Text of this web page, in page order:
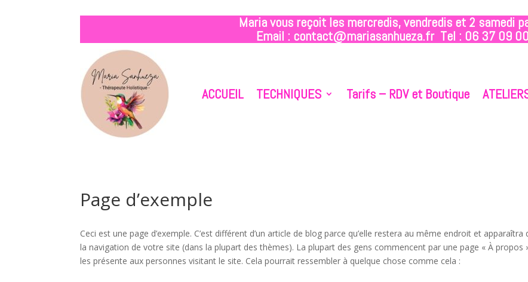
Maria vous reçoit les mercredis, vendredis et 2 samedi
Email : contact@mariasanhueza.frTel : 06 37 09
ACCUEIL TECHNIQUES Tarifs – RDV et Boutique
Page d’exemple
Ceci est une page d’exemple. C’est différent d’un article de blog parce qu’elle restera au même endroit et apparaîtra
la navigation de votre site (dans la plupart des thèmes). La plupart des gens commencent par une page « À propos
les présente aux personnes visitant le site. Cela pourrait ressembler à quelque chose comme cela :